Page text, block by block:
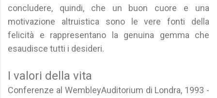
concludere, quindi, che un buon cuore e una
motivazione altruistica sono le vere fonti della
felicità e rappresentano la genuina gemma che
esaudisce tutti i desideri.
I valori della vita
Conferenze al WembleyAuditorium di Londra, 1993 -